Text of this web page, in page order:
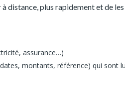
distance, plus rapidement et de les
assurance…)
montants, référence) qui sont